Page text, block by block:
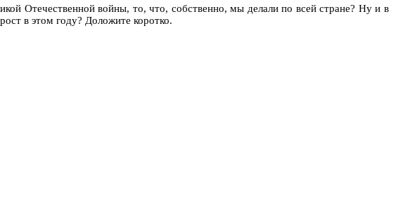
Отечественной войны, то, что, собственно, мы делали по всей стране? Ну и в
в этом году? Доложите коротко.